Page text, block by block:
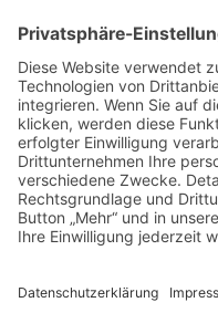
ALLGEMEIN
HAUTÄRZTE
HAUTÄRZTE